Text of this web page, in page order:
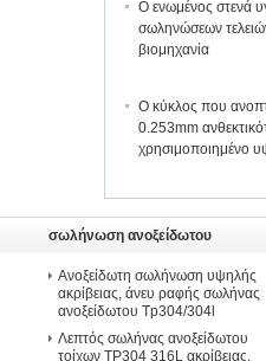
Ο ενωμένος στενά
σωληνώσεων
βιομηχανία
Ο κύκλος που
0.253mm
χρησιμοποιημένο
σωλήνωση ανοξείδωτου
ακρίβειας
Ανοξείδωτη σωλήνωση υψηλής
ακρίβειας, άνευ ραφής σωλήνας
ανοξείδωτου Tp304/304l
Λεπτός σωλήνας ανοξείδωτου
τοίχων TP304 316L ακρίβειας,